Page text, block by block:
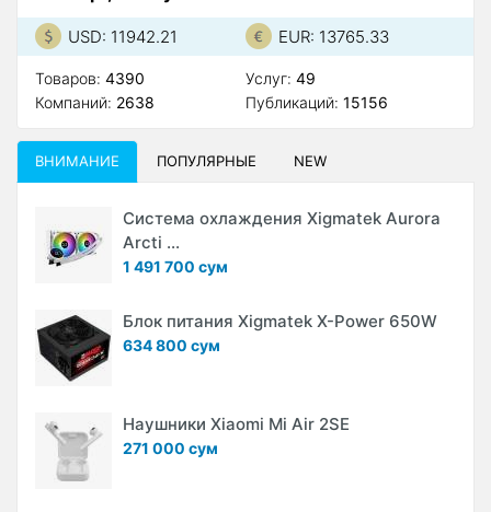
USD: 11942.21 EUR: 13765.33
Товаров: 4390
Компаний: 2638
Услуг: 49
Публикаций: 15156
ВНИМАНИЕ ПОПУЛЯРНЫЕ NEW
Система охлаждения Xigmatek Aurora
Arcti ...
1 491 700 сум
Блок питания Xigmatek X-Power 650W
634 800 сум
Наушники Xiaomi Mi Air 2SE
271 000 сум